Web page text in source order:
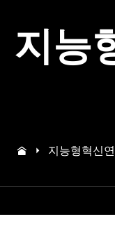
지능
지능형혁신